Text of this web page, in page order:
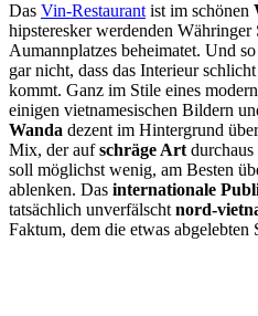
Das Vin-Restaurant ist im schönen
hipsteresker werdenden Währinger
Aumannplatzes beheimatet. Und
gar nicht, dass das Interieur
kommt. Ganz im Stile eines
einigen vietnamesischen Bildern
Wanda dezent im Hintergrund
Mix, der aufschräge Art
soll möglichst wenig, am Besten
ablenken. Das internationale
tatsächlich unverfälscht nord-
Faktum, dem die etwas abgelebten